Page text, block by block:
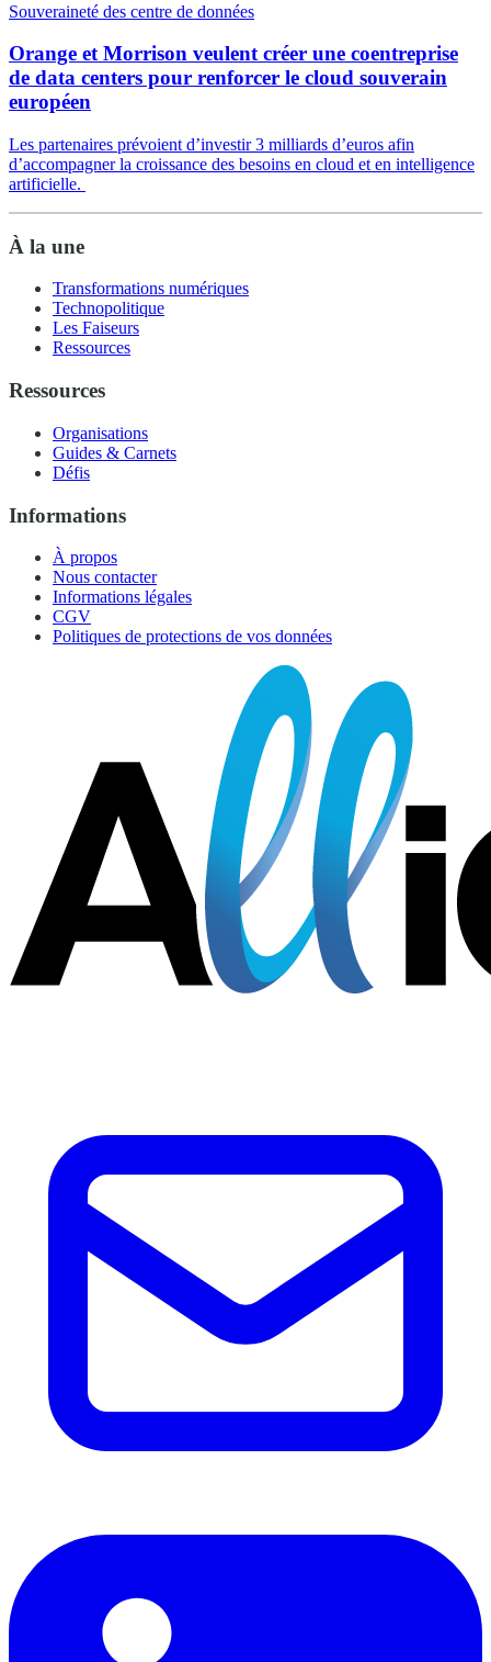
Souveraineté des centre de données
Orange et Morrison veulent créer une coentreprise
de data centers pour renforcer le cloud souverain
européen
Les partenaires prévoient d’investir 3 milliards d’euros afin
d’accompagner la croissance des besoins en cloud et en intelligence
artificielle.
À la une
Transformations numériques
Technopolitique
Les Faiseurs
Ressources
Ressources
Organisations
Guides & Carnets
Défis
Informations
À propos
Nous contacter
Informations légales
CGV
Politiques de protections de vos données